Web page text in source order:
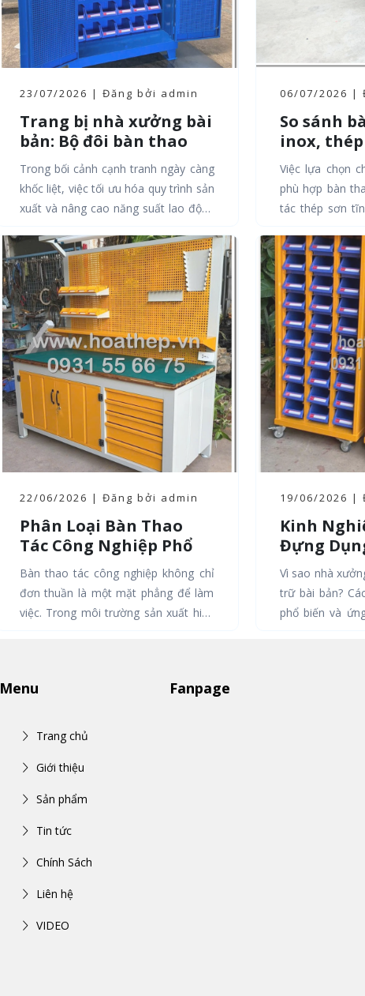
23/07/2026 | Đăng bởi admin
Trang bị nhà xưởng bài
bản: Bộ đôi bàn thao
tác và tủ dụng cụ giúp
tăng 30% hiệu suất
Trong bối cảnh cạnh tranh ngày càng
khốc liệt, việc tối ưu hóa quy trình sản
xuất và nâng cao năng suất lao động
06/07/2026 |
So sánh
inox,
điện và
hình:
nào?
Việc lựa chọn
phù hợp bàn
tác thép sơn
22/06/2026 | Đăng bởi admin
Phân Loại Bàn Thao
Tác Công Nghiệp Phổ
Biến Và Ứng Dụng Thực
Tế Trong Từng Ngành
Bàn thao tác công nghiệp không chỉ
đơn thuần là một mặt phẳng để làm
việc. Trong môi trường sản xuất hiện
19/06/2026 |
Kinh
Đựng
Cho Nhà
Vì sao nhà
trữ bài bản? Các loại kệ công nghiệp
phổ biến và ứng dụng
Menu
Trang chủ
Giới thiệu
Sản phẩm
Tin tức
Chính Sách
Liên hệ
VIDEO
Fanpage